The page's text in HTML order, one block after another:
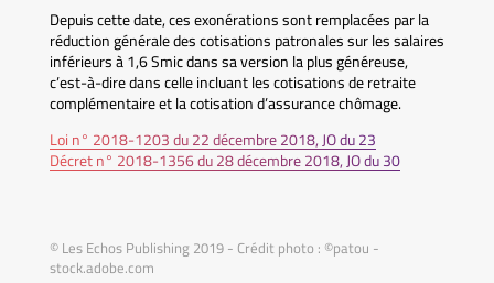
Depuis cette date, ces exonérations sont remplacées par la
réduction générale des cotisations patronales sur les salaires
inférieurs à 1,6 Smic dans sa version la plus généreuse,
c’est-à-dire dans celle incluant les cotisations de retraite
complémentaire et la cotisation d’assurance chômage.
Loi n° 2018-1203 du 22 décembre 2018, JO du 23
Décret n° 2018-1356 du 28 décembre 2018, JO du 30
© Les Echos Publishing 2019 - Crédit photo : ©patou -
stock.adobe.com